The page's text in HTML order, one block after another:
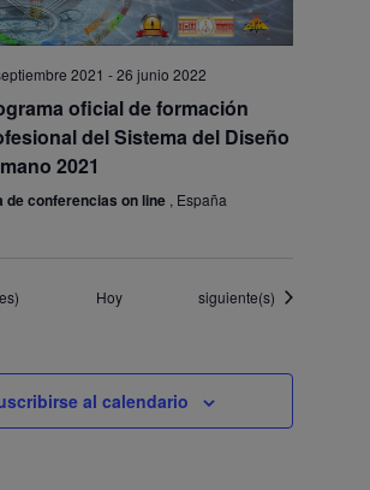
2021 -26 junio 2022
oficial de formación
del Sistema del Diseño
2021
de conferencias on line , España
Hoy Eventos
siguiente(s)
al calendario